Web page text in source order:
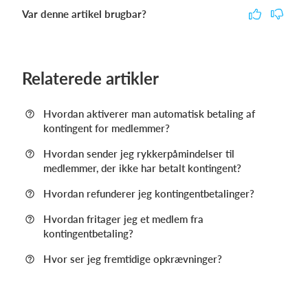
Var denne artikel brugbar?
Relaterede artikler
Hvordan aktiverer man automatisk betaling af
kontingent for medlemmer?
Hvordan sender jeg rykkerpåmindelser til
medlemmer, der ikke har betalt kontingent?
Hvordan refunderer jeg kontingentbetalinger?
Hvordan fritager jeg et medlem fra
kontingentbetaling?
Hvor ser jeg fremtidige opkrævninger?